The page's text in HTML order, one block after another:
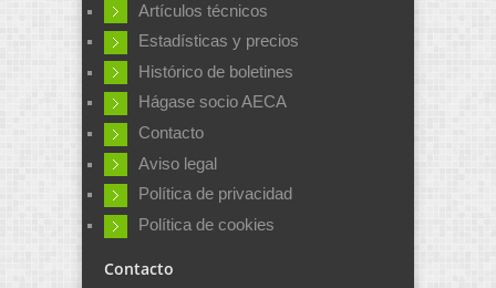
Artículos técnicos
Estadísticas y precios
Histórico de boletines
Hágase socio AECA
Contacto
Aviso legal
Política de privacidad
Política de cookies
Contacto